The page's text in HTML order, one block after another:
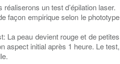
un test d’épilation laser.
façon empirique selon le phototype
La peau devient rouge et de petites
aspect initial après 1 heure. Le test,